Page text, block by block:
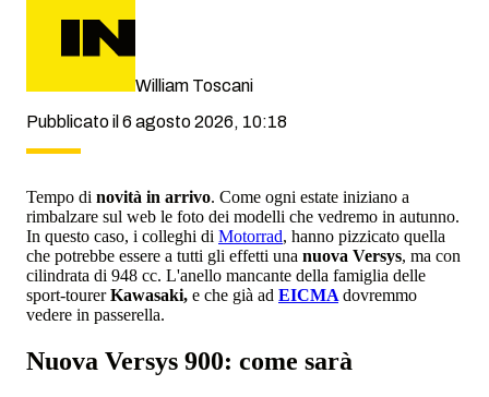
William Toscani
Pubblicato il 6 agosto 2026, 10:18
Tempo di novità in arrivo. Come ogni estate iniziano a
rimbalzare sul web le foto dei modelli che vedremo in autunno.
In questo caso, i colleghi di Motorrad, hanno pizzicato quella
che potrebbe essere a tutti gli effetti una nuova Versys, ma con
cilindrata di 948 cc. L'anello mancante della famiglia delle
sport-tourerKawasaki, e che già ad EICMA dovremmo
vedere in passerella.
Nuova Versys 900: come sarà